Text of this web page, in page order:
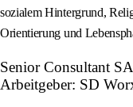
sozialem Hintergrund,
Orientierung und
Senior Consultant
Arbeitgeber: SD